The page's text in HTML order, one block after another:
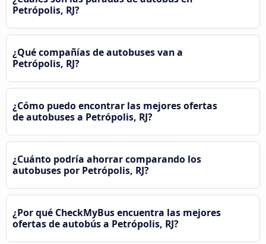
Petrópolis, RJ?
¿Qué compañías de autobuses van a
Petrópolis, RJ?
¿Cómo puedo encontrar las mejores ofertas
de autobuses a Petrópolis, RJ?
¿Cuánto podría ahorrar comparando los
autobuses por Petrópolis, RJ?
¿Por qué CheckMyBus encuentra las mejores
ofertas de autobús a Petrópolis, RJ?